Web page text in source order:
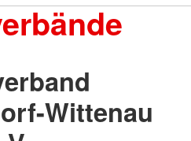
Wittenau